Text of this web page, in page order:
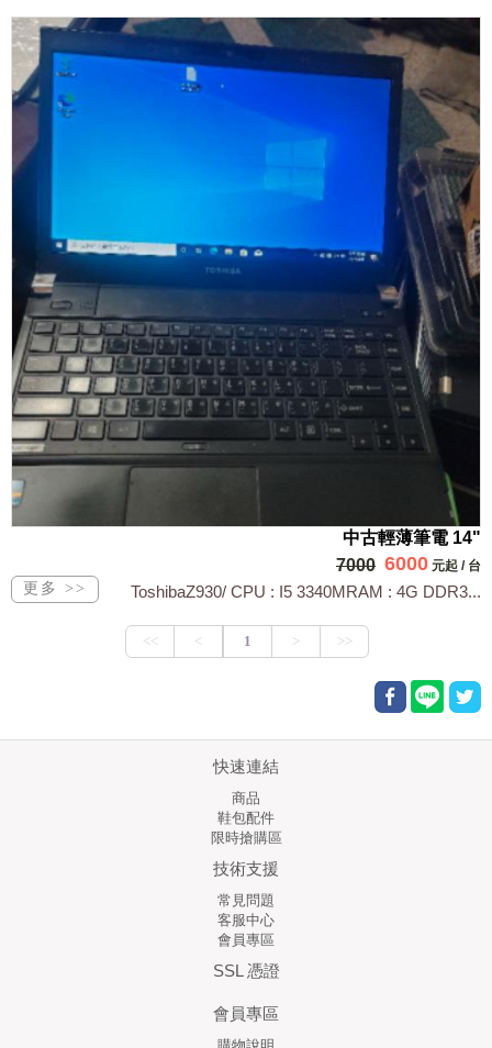
中古輕薄筆電 14"
7000 6000 元起 / 台
ToshibaZ930/ CPU : I5 3340MRAM : 4G DDR3...
快速連結
商品
鞋包配件
限時搶購區
技術支援
常見問題
客服中心
會員專區
SSL 憑證
會員專區